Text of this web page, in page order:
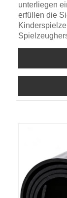
unterliegen
erfüllen die